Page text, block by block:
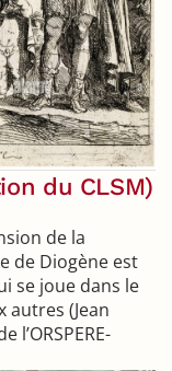
du CLSM)
de la
de Diogène est
se joue dans le
(Jean
l’ORSPERE-